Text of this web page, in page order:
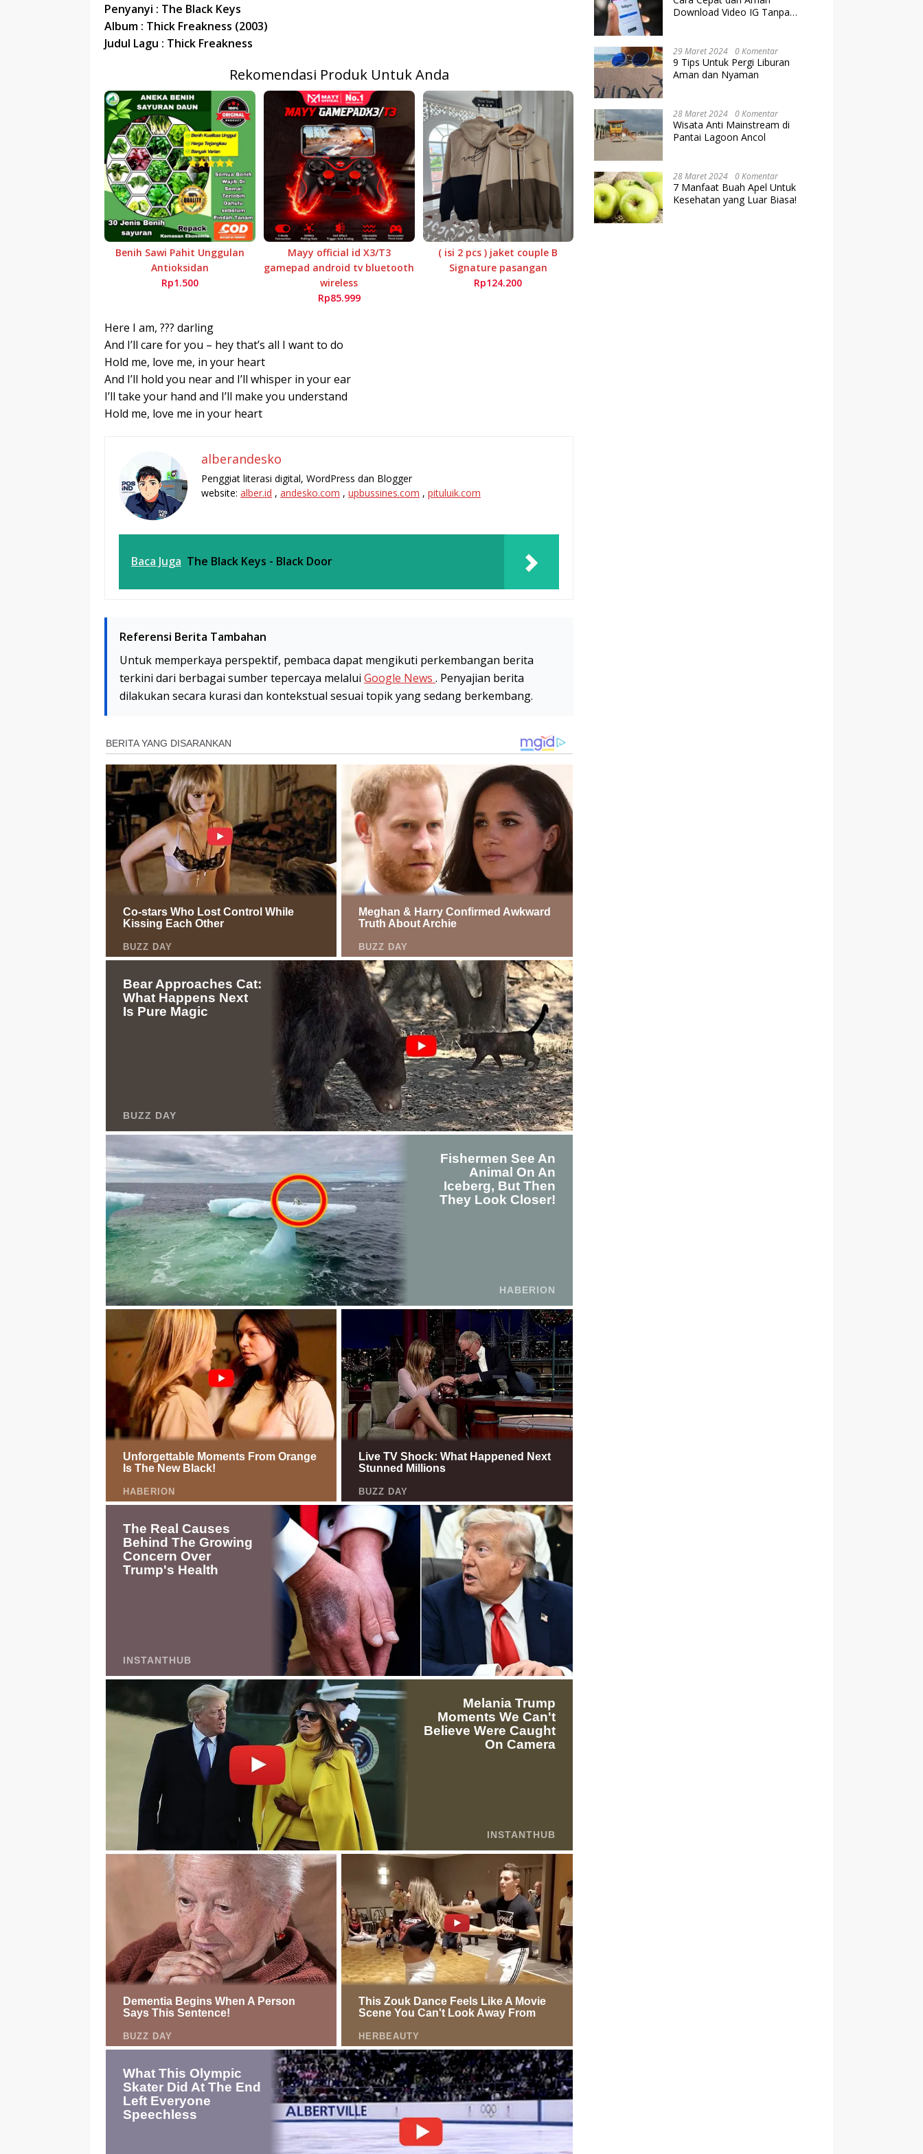
Penyanyi : The Black Keys
Album : Thick Freakness (2003)
Judul Lagu : Thick Freakness
Rekomendasi Produk Untuk Anda
Benih Sawi Pahit Unggulan
Antioksidan
Rp1.500
Mayy official id X3/T3
gamepad android tv bluetooth
wireless
Rp85.999
( isi 2 pcs ) jaket couple B
Signature pasangan
Rp124.200
Here I am, ??? darling
And I’ll care for you – hey that’s all I want to do
Hold me, love me, in your heart
And I’ll hold you near and I’ll whisper in your ear
I’ll take your hand and I’ll make you understand
Hold me, love me in your heart
alberandesko
Penggiat literasi digital, WordPress dan Blogger
website: alber.id , andesko.com , upbussines.com , pituluik.com
Baca Juga The Black Keys - Black Door
Referensi Berita Tambahan
Untuk memperkaya perspektif, pembaca dapat mengikuti perkembangan berita
terkini dari berbagai sumber tepercaya melalui Google News . Penyajian berita
dilakukan secara kurasi dan kontekstual sesuai topik yang sedang berkembang.
Download Video IG Tanpa
29 Maret 2024 0 Komentar
9 Tips Untuk Pergi Liburan
Aman dan Nyaman
28 Maret 2024 0 Komentar
Wisata Anti Mainstream di
Pantai Lagoon Ancol
28 Maret 2024 0 Komentar
7 Manfaat Buah Apel Untuk
Kesehatan yang Luar Biasa!